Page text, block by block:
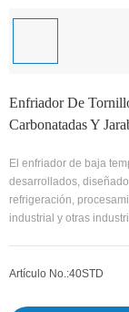
Enfriador De
Carbonatadas Y
El enfriador de baja
desarrollados,
refrigeración,
industrial y otras
Artículo No.:40STD